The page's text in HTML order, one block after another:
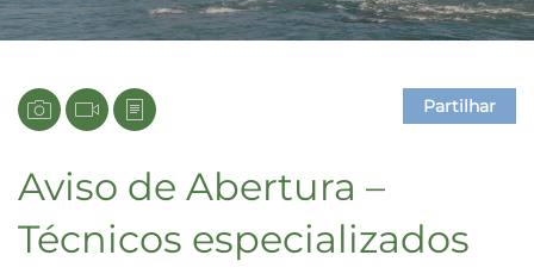
Partilhar
Aviso de Abertura –
Técnicos especializados